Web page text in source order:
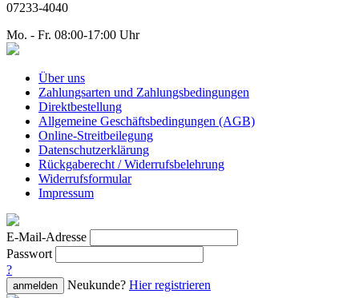
07233-4040
Mo. - Fr. 08:00-17:00 Uhr
Über uns
Zahlungsarten und Zahlungsbedingungen
Direktbestellung
Allgemeine Geschäftsbedingungen (AGB)
Online-Streitbeilegung
Datenschutzerklärung
Rückgaberecht / Widerrufsbelehrung
Widerrufsformular
Impressum
E-Mail-Adresse
Passwort
?
anmelden Neukunde? Hier registrieren